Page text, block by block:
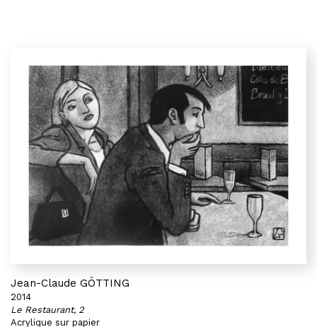
Jean-Claude GÖTTING
2014
Le Restaurant, 2
Acrylique sur papier